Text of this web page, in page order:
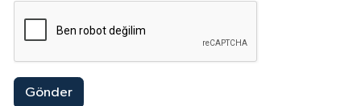
Gönder